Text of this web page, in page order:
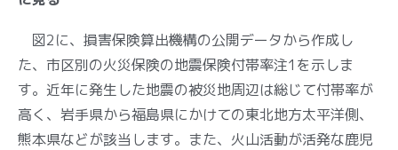
図2に、損害保険算出機構の公開データから作成し
た、市区別の火災保険の地震保険付帯率注1を示しま
す。近年に発生した地震の被災地周辺は総じて付帯率が
高く、岩手県から福島県にかけての東北地方太平洋側、
熊本県などが該当します。また、火山活動が活発な鹿児